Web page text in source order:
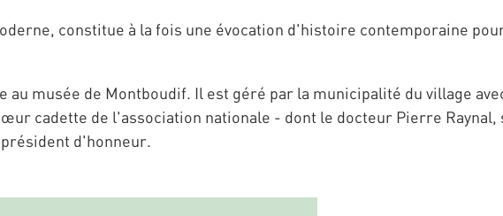
constitue à la fois une évocation d'histoire contemporaine
musée de Montboudif. Il est géré par la municipalité du village
cadette de l'association nationale - dont le docteur Pierre Raynal,
d'honneur.